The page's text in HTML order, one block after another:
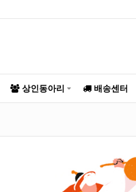
상인동아리 배송센터